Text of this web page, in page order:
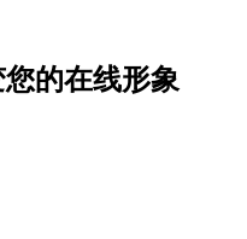
的在线形象